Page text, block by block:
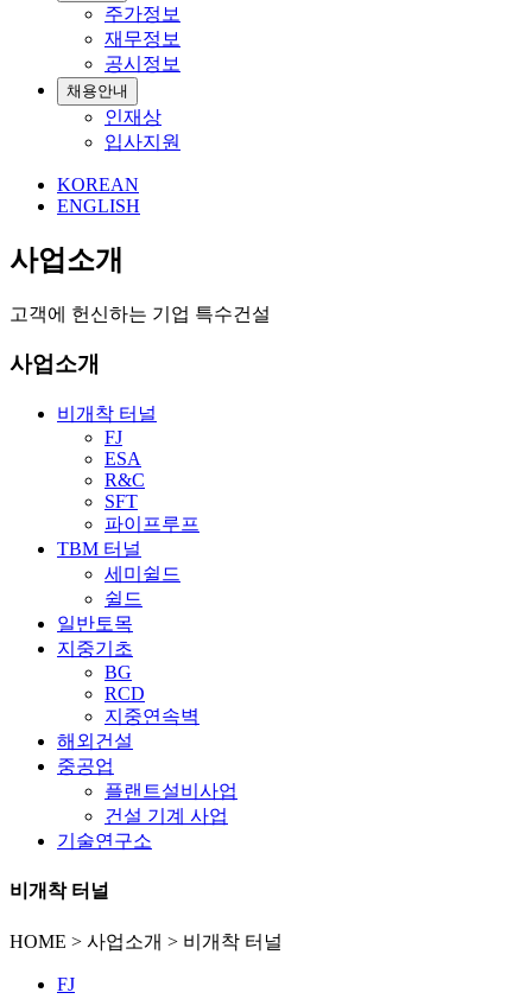
주가정보
재무정보
공시정보
채용안내
인재상
입사지원
KOREAN
ENGLISH
사업소개
고객에 헌신하는 기업 특수건설
사업소개
비개착 터널
FJ
ESA
R&C
SFT
파이프루프
TBM 터널
세미쉴드
쉴드
일반토목
지중기초
BG
RCD
지중연속벽
해외건설
중공업
플랜트설비사업
건설 기계 사업
기술연구소
비개착 터널
HOME > 사업소개 > 비개착 터널
FJ